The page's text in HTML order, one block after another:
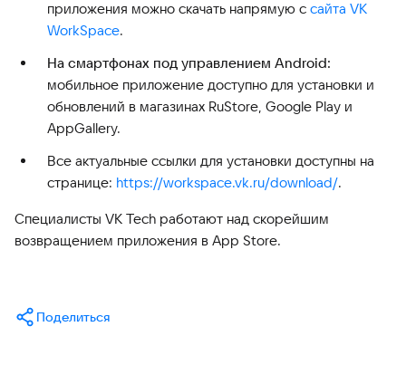
приложения можно скачать напрямую с сайта VK
WorkSpace.
На смартфонах под управлением Android:
мобильное приложение доступно для установки и
обновлений в магазинах RuStore, Google Play и
AppGallery.
Все актуальные ссылки для установки доступны на
странице: https://workspace.vk.ru/download/.
Специалисты VK Tech работают над скорейшим
возвращением приложения в App Store.
Поделиться